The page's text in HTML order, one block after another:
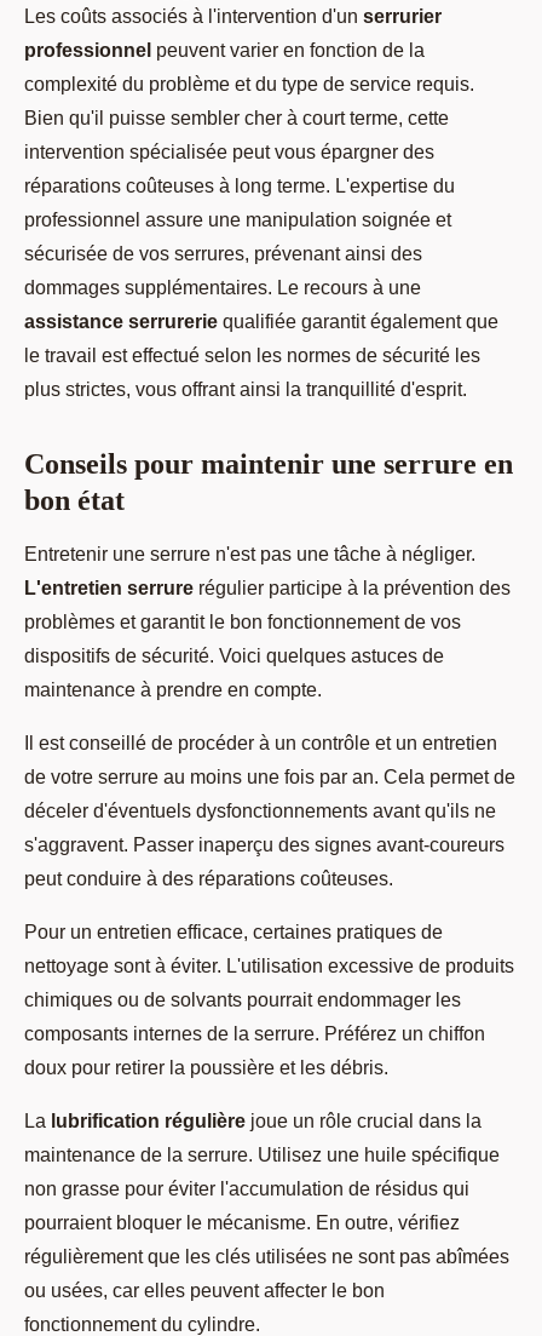
Les coûts associés à l'intervention d'un serrurier
professionnel peuvent varier en fonction de la
complexité du problème et du type de service requis.
Bien qu'il puisse sembler cher à court terme, cette
intervention spécialisée peut vous épargner des
réparations coûteuses à long terme. L'expertise du
professionnel assure une manipulation soignée et
sécurisée de vos serrures, prévenant ainsi des
dommages supplémentaires. Le recours à une
assistance serrurerie qualifiée garantit également que
le travail est effectué selon les normes de sécurité les
plus strictes, vous offrant ainsi la tranquillité d'esprit.
Conseils pour maintenir une serrure en
bon état
Entretenir une serrure n'est pas une tâche à négliger.
L'entretien serrure régulier participe à la prévention des
problèmes et garantit le bon fonctionnement de vos
dispositifs de sécurité. Voici quelques astuces de
maintenance à prendre en compte.
Il est conseillé de procéder à un contrôle et un entretien
de votre serrure au moins une fois par an. Cela permet de
déceler d'éventuels dysfonctionnements avant qu'ils ne
s'aggravent. Passer inaperçu des signes avant-coureurs
peut conduire à des réparations coûteuses.
Pour un entretien efficace, certaines pratiques de
nettoyage sont à éviter. L'utilisation excessive de produits
chimiques ou de solvants pourrait endommager les
composants internes de la serrure. Préférez un chiffon
doux pour retirer la poussière et les débris.
La lubrification régulière joue un rôle crucial dans la
maintenance de la serrure. Utilisez une huile spécifique
non grasse pour éviter l'accumulation de résidus qui
pourraient bloquer le mécanisme. En outre, vérifiez
régulièrement que les clés utilisées ne sont pas abîmées
ou usées, car elles peuvent affecter le bon
fonctionnement du cylindre.